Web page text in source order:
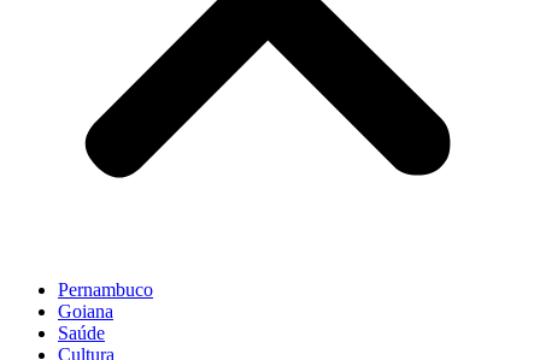
Pernambuco
Goiana
Saúde
Cultura